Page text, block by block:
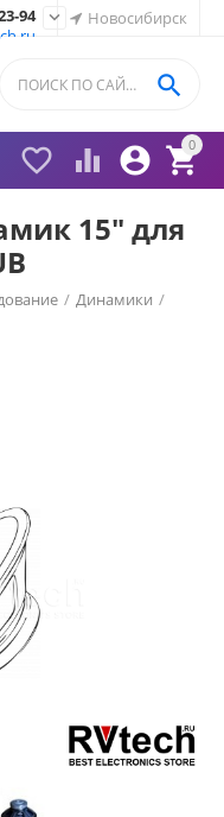
Новосибирск
94

0


 

15" для
/ Динамики /